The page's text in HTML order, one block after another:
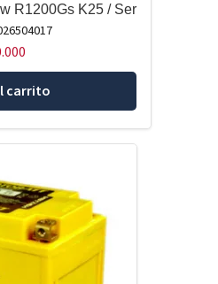
R1200Gs K25 / Ser
carrito